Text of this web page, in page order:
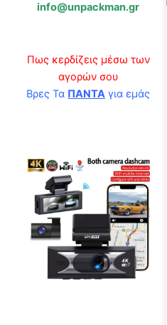
info@unpackman.gr
Πως κερδίζεις μέσω των
αγορών σου
Βρες Τα ΠΑΝΤΑ για εμάς